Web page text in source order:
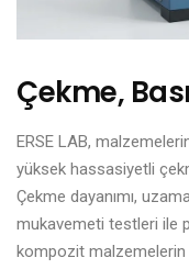
Çekme,
ERSE LAB,
yüksek hassasiyetli
Çekme dayanımı,
mukavemeti testleri ile
kompozit malzemelerin